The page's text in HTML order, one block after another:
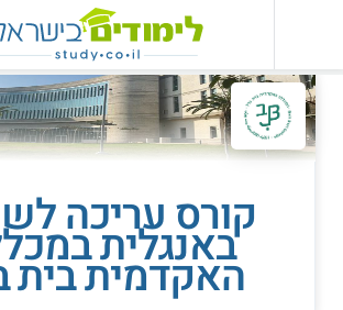
קורס עריכה
באנגלית
האקדמית בית